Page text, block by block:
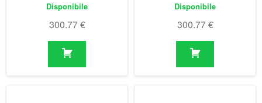
Disponibile
300.77€
Disponibile
300.77€